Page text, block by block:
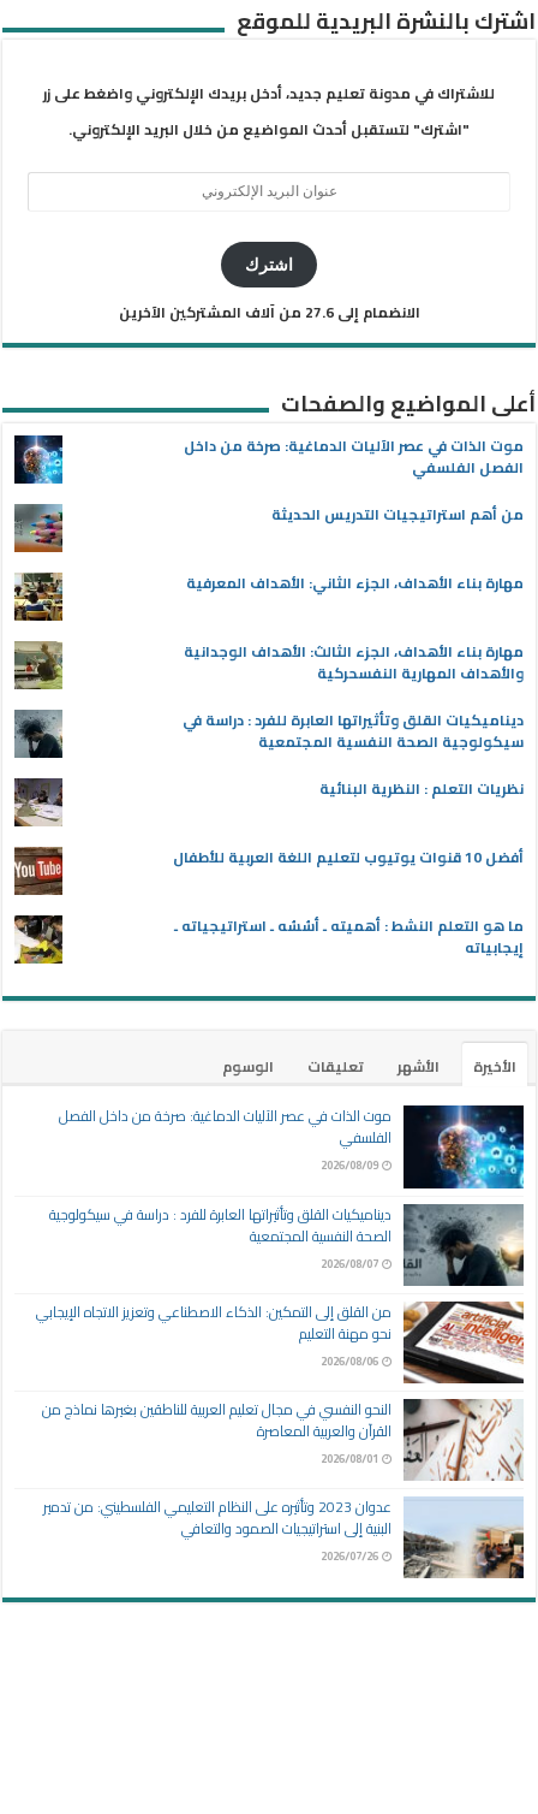
اشترك بالنشرة البريدية للموقع
للاشتراك في مدونة تعليم جديد، أدخل بريدك الإلكتروني واضغط على زر
"اشترك" لتستقبل أحدث المواضيع من خلال البريد الإلكتروني.
اشترك
الانضمام إلى 27.6 من آلاف المشتركين الآخرين
أعلى المواضيع والصفحات
موت الذات في عصر الآليات الدماغية: صرخة من داخل
الفصل الفلسفي
من أهم استراتيجيات التدريس الحديثة
مهارة بناء الأهداف، الجزء الثاني: الأهداف المعرفية
مهارة بناء الأهداف، الجزء الثالث: الأهداف الوجدانية
والأهداف المهارية النفسحركية
ديناميكيات القلق وتأثيراتها العابرة للفرد : دراسة في
سيكولوجية الصحة النفسية المجتمعية
نظريات التعلم : النظرية البنائية
أفضل 10 قنوات يوتيوب لتعليم اللغة العربية للأطفال
ما هو التعلم النشط : أهميته ـ أسُسُه ـ استراتيجياته ـ
إيجابياته
الأخيرة الأشهر تعليقات
الوسوم
موت الذات في عصر الآليات الدماغية: صرخة من داخل الفصل
الفلسفي
2026/08/09
ديناميكيات القلق وتأثيراتها العابرة للفرد : دراسة في سيكولوجية
الصحة النفسية المجتمعية
2026/08/07
من القلق إلى التمكين: الذكاء الاصطناعي وتعزيز الاتجاه الإيجابي
نحو مهنة التعليم
2026/08/06
النحو النفسي في مجال تعليم العربية للناطقين بغيرها نماذج من
القرآن والعربية المعاصرة
2026/08/01
عدوان 2023 وتأثيره على النظام التعليمي الفلسطيني: من تدمير
البنية إلى استراتيجيات الصمود والتعافي
2026/07/26